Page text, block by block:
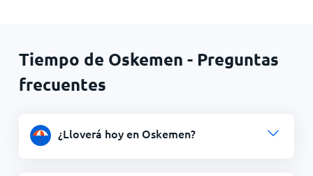
Tiempo de Oskemen - Preguntas
frecuentes
¿Lloverá hoy en Oskemen?